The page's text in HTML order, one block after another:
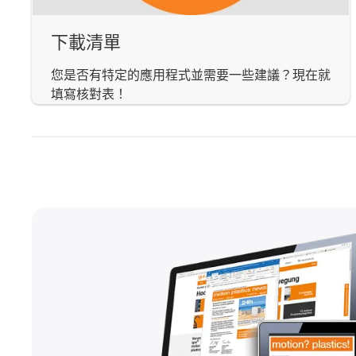
下載清單
您是否有特定的應用程式並需要一些建議？現在就
填寫核對表！